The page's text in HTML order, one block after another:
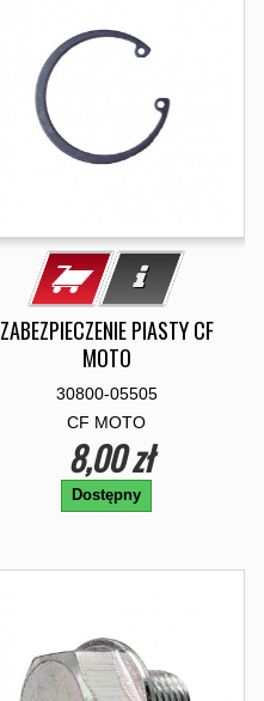
ZABEZPIECZENIE PIASTY CF
MOTO
30800-05505
CF MOTO
8,00 zł
Dostępny